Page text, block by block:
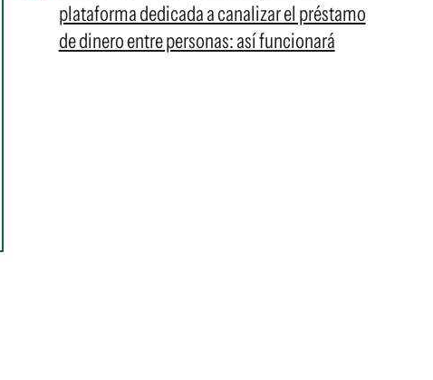
plataforma dedicada a canalizar el préstamo
de dinero entre personas: así funcionará